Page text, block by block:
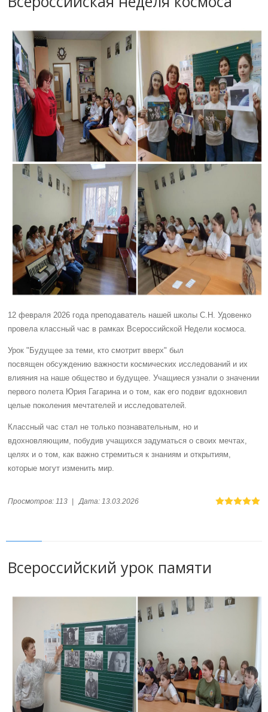
12 февраля 2026 года преподаватель нашей школы C.Н. Удовенко
провела классный час в рамках Всероссийской Недели космоса.
Урок "Будущее за теми, кто смотрит вверх" был
посвящен обсуждению важности космических исследований и их
влияния на наше общество и будущее. Учащиеся узнали о значении
первого полета Юрия Гагарина и о том, как его подвиг вдохновил
целые поколения мечтателей и исследователей.
Классный час стал не только познавательным, но и
вдохновляющим, побудив учащихся задуматься о своих мечтах,
целях и о том, как важно стремиться к знаниям и открытиям,
которые могут изменить мир.
Просмотров: 113 Дата: 13.03.2026
Всероссийский урок памяти